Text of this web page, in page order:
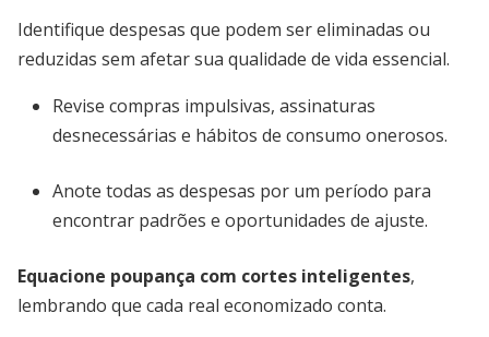
Identifique despesas que podem ser eliminadas ou
reduzidas sem afetar sua qualidade de vida essencial.
Revise compras impulsivas, assinaturas
desnecessárias e hábitos de consumo onerosos.
Anote todas as despesas por um período para
encontrar padrões e oportunidades de ajuste.
Equacione poupança com cortes inteligentes,
lembrando que cada real economizado conta.